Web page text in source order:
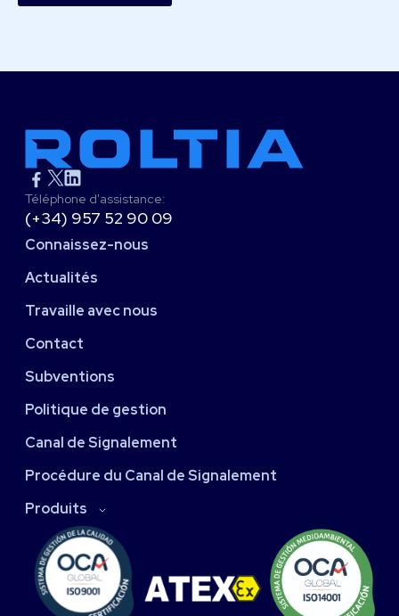
Téléphone d'assistance:
(+34) 957 52 90 09
Connaissez-nous
Actualités
Travaille avec nous
Contact
Subventions
Politique de gestion
Canal de Signalement
Procédure du Canal de Signalement
Produits